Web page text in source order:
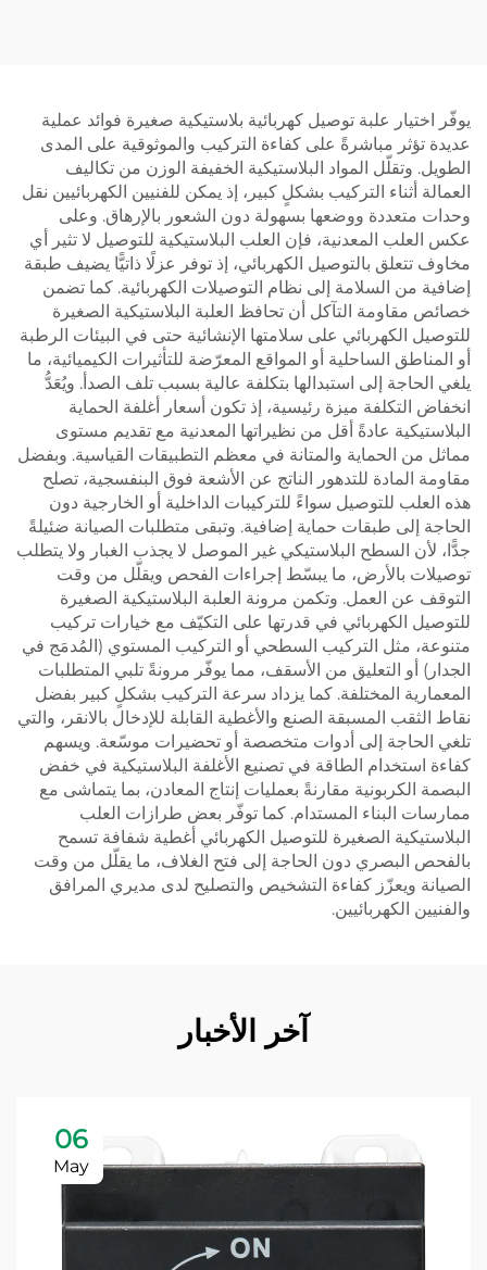
يوفّر اختيار علبة توصيل كهربائية بلاستيكية صغيرة فوائد عملية
عديدة تؤثر مباشرةً على كفاءة التركيب والموثوقية على المدى
الطويل. وتقلّل المواد البلاستيكية الخفيفة الوزن من تكاليف
العمالة أثناء التركيب بشكلٍ كبير، إذ يمكن للفنيين الكهربائيين نقل
وحدات متعددة ووضعها بسهولة دون الشعور بالإرهاق. وعلى
عكس العلب المعدنية، فإن العلب البلاستيكية للتوصيل لا تثير أي
مخاوف تتعلق بالتوصيل الكهربائي، إذ توفر عزلًا ذاتيًّا يضيف طبقة
إضافية من السلامة إلى نظام التوصيلات الكهربائية. كما تضمن
خصائص مقاومة التآكل أن تحافظ العلبة البلاستيكية الصغيرة
للتوصيل الكهربائي على سلامتها الإنشائية حتى في البيئات الرطبة
أو المناطق الساحلية أو المواقع المعرّضة للتأثيرات الكيميائية، ما
يلغي الحاجة إلى استبدالها بتكلفة عالية بسبب تلف الصدأ. ويُعَدُّ
انخفاض التكلفة ميزة رئيسية، إذ تكون أسعار أغلفة الحماية
البلاستيكية عادةً أقل من نظيراتها المعدنية مع تقديم مستوى
مماثل من الحماية والمتانة في معظم التطبيقات القياسية. وبفضل
مقاومة المادة للتدهور الناتج عن الأشعة فوق البنفسجية، تصلح
هذه العلب للتوصيل سواءً للتركيبات الداخلية أو الخارجية دون
الحاجة إلى طبقات حماية إضافية. وتبقى متطلبات الصيانة ضئيلةً
جدًّا، لأن السطح البلاستيكي غير الموصل لا يجذب الغبار ولا يتطلب
توصيلات بالأرض، ما يبسّط إجراءات الفحص ويقلّل من وقت
التوقف عن العمل. وتكمن مرونة العلبة البلاستيكية الصغيرة
للتوصيل الكهربائي في قدرتها على التكيّف مع خيارات تركيب
متنوعة، مثل التركيب السطحي أو التركيب المستوي (المُدمَج في
الجدار) أو التعليق من الأسقف، مما يوفّر مرونةً تلبي المتطلبات
المعمارية المختلفة. كما يزداد سرعة التركيب بشكلٍ كبير بفضل
نقاط الثقب المسبقة الصنع والأغطية القابلة للإدخال بالانقر، والتي
تلغي الحاجة إلى أدوات متخصصة أو تحضيرات موسّعة. ويسهم
كفاءة استخدام الطاقة في تصنيع الأغلفة البلاستيكية في خفض
البصمة الكربونية مقارنةً بعمليات إنتاج المعادن، بما يتماشى مع
ممارسات البناء المستدام. كما توفّر بعض طرازات العلب
البلاستيكية الصغيرة للتوصيل الكهربائي أغطية شفافة تسمح
بالفحص البصري دون الحاجة إلى فتح الغلاف، ما يقلّل من وقت
الصيانة ويعزّز كفاءة التشخيص والتصليح لدى مديري المرافق
والفنيين الكهربائيين.
آخر الأخبار
06
May